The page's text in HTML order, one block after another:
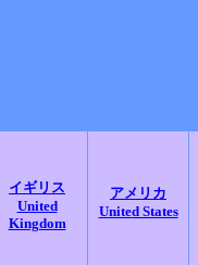
イギリス
United
Kingdom
アメリカ
United States